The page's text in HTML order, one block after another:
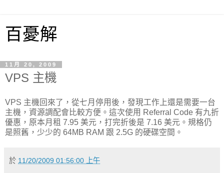
百憂解
11月 20, 2009
VPS 主機
VPS 主機回來了，從七月停用後，發現工作上還是需要一台
主機，資源調配會比較方便。這次使用 Referral Code 有九折
優惠，原本月租 7.95 美元，打完折後是 7.16 美元。規格仍
是照舊，少少的 64MB RAM 跟 2.5G 的硬碟空間。
於 11/20/2009 01:56:00 上午